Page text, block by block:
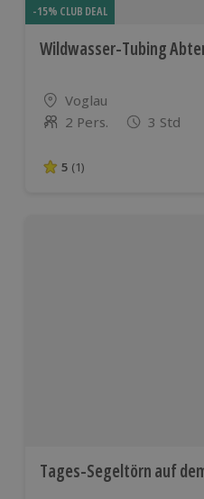
-15% CLUB DEAL
Wildwasser-Tubing
Standort
Voglau
Anzahl der Teilnehmer
2 Pers. 3 Std
5 von 5 Sternen
5 (1)
Tages-Segeltörn auf